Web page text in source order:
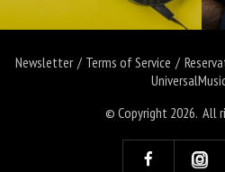
Newsletter Terms of Service
© Copyright 2026. All